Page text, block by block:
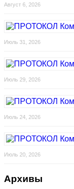
Август 6, 2026
Июль 31, 2026
Июль 29, 2026
Июль 24, 2026
Июль 20, 2026
Архивы